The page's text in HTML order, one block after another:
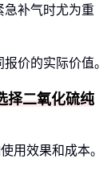
急补气时尤为重
价的实际价值。
择二氧化硫纯
用效果和成本。